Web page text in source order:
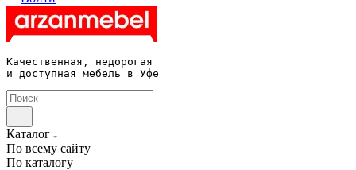
Качественная, недорогая
и доступная мебель в Уфе
Каталог
По всему сайту
По каталогу